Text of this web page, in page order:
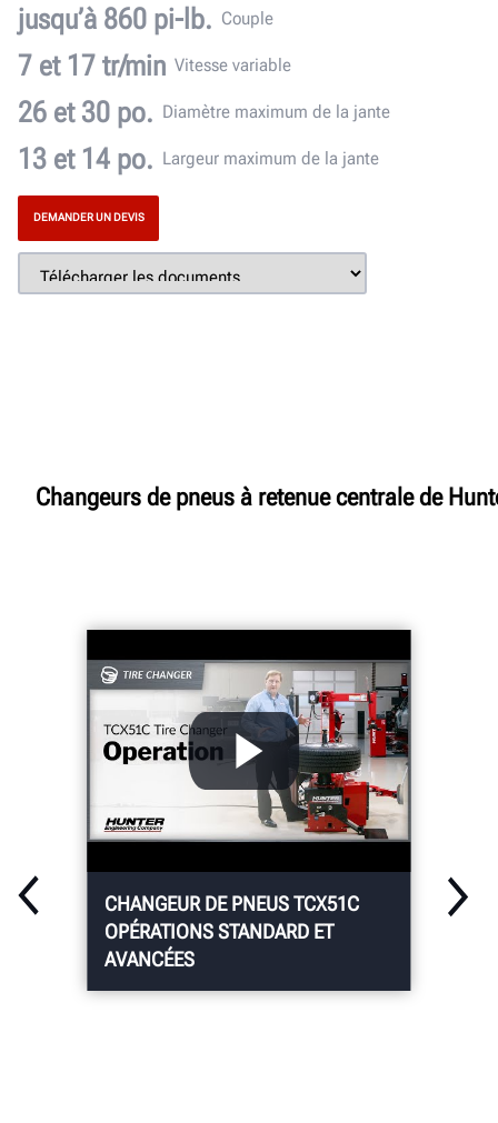
jusqu’à 860 pi-lb. Couple
7 et 17 tr/min Vitesse variable
26 et 30 po. Diamètre maximum de la jante
13 et 14 po. Largeur maximum de la jante
DEMANDER UN DEVIS
Changeurs de pneus à retenue centrale de
Documents
DEMANDER UN DEVIS
CHANGEUR DE PNEUS TCX51C
OPÉRATIONS STANDARD ET
AVANCÉES